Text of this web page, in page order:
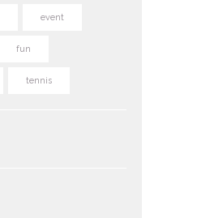
event
fun
tennis